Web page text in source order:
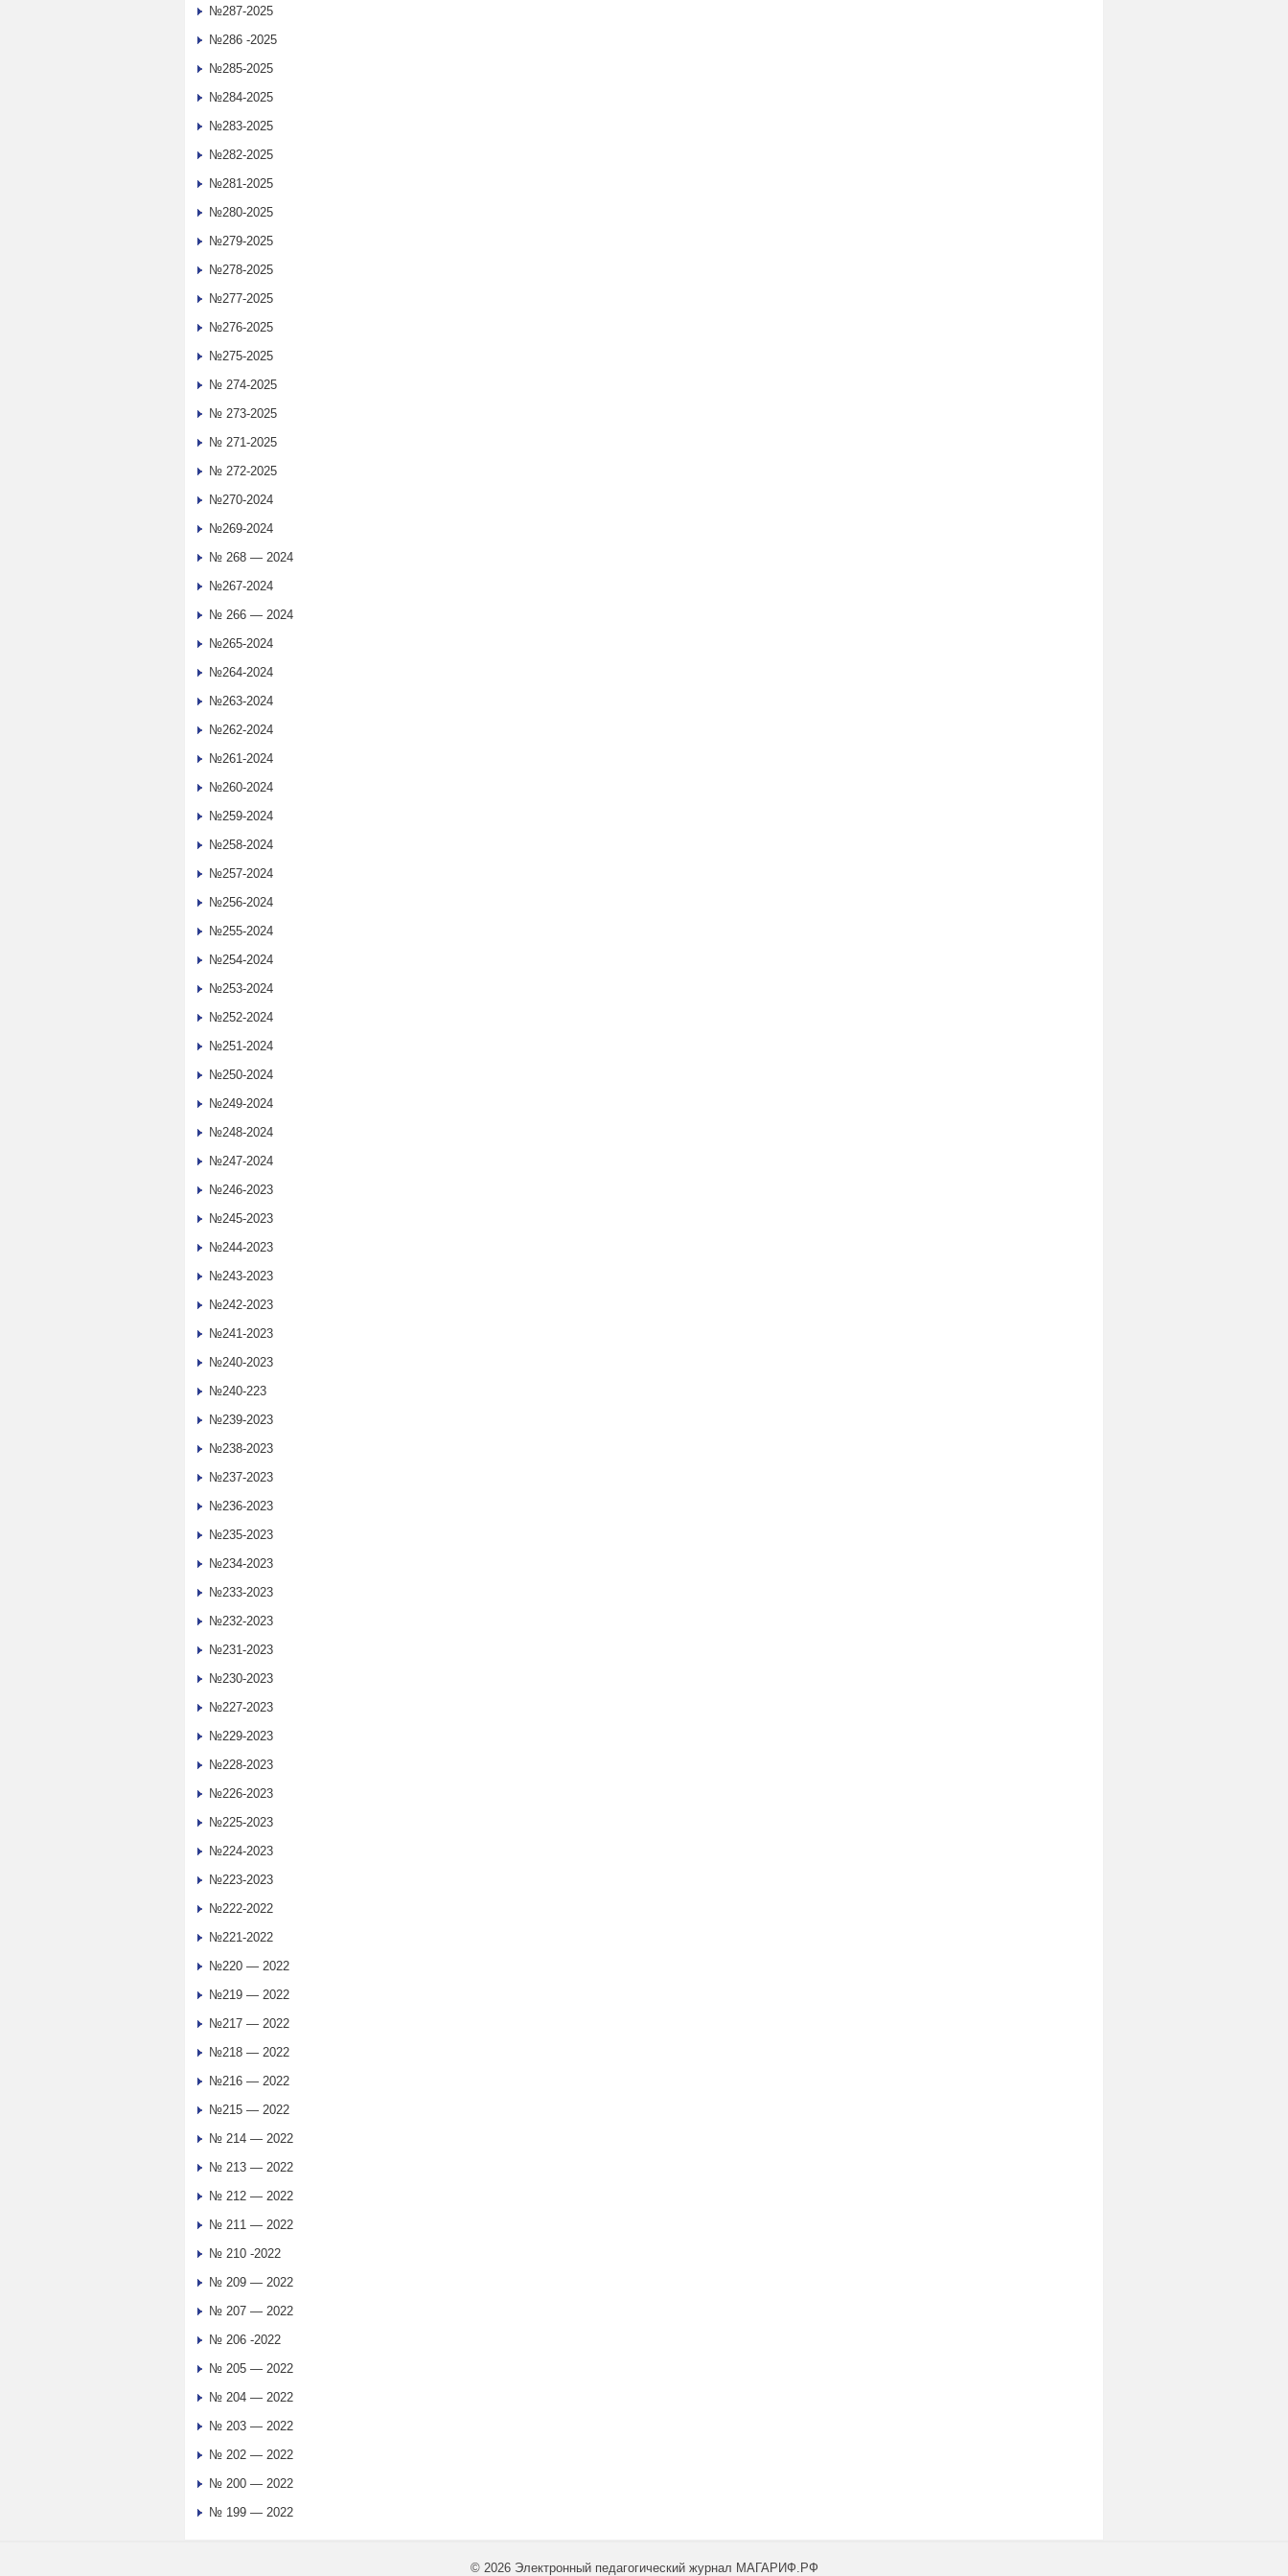
№287-2025
№286 -2025
№285-2025
№284-2025
№283-2025
№282-2025
№281-2025
№280-2025
№279-2025
№278-2025
№277-2025
№276-2025
№275-2025
№ 274-2025
№ 273-2025
№ 271-2025
№ 272-2025
№270-2024
№269-2024
№ 268 — 2024
№267-2024
№ 266 — 2024
№265-2024
№264-2024
№263-2024
№262-2024
№261-2024
№260-2024
№259-2024
№258-2024
№257-2024
№256-2024
№255-2024
№254-2024
№253-2024
№252-2024
№251-2024
№250-2024
№249-2024
№248-2024
№247-2024
№246-2023
№245-2023
№244-2023
№243-2023
№242-2023
№241-2023
№240-2023
№240-223
№239-2023
№238-2023
№237-2023
№236-2023
№235-2023
№234-2023
№233-2023
№232-2023
№231-2023
№230-2023
№227-2023
№229-2023
№228-2023
№226-2023
№225-2023
№224-2023
№223-2023
№222-2022
№221-2022
№220 — 2022
№219 — 2022
№217 — 2022
№218 — 2022
№216 — 2022
№215 — 2022
№ 214 — 2022
№ 213 — 2022
№ 212 — 2022
№ 211 — 2022
№ 210 -2022
№ 209 — 2022
№ 207 — 2022
№ 206 -2022
№ 205 — 2022
№ 204 — 2022
№ 203 — 2022
№ 202 — 2022
№ 200 — 2022
№ 199 — 2022
© 2026 Электронный педагогический журнал МАГАРИФ.РФ